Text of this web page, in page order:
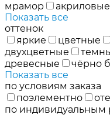
мрамор
акриловые
Показать все
оттенок
яркие
цветные
двухцветные
древесные
чёрно
Показать все
по условиям заказа
поэлементно
по индивидуальным